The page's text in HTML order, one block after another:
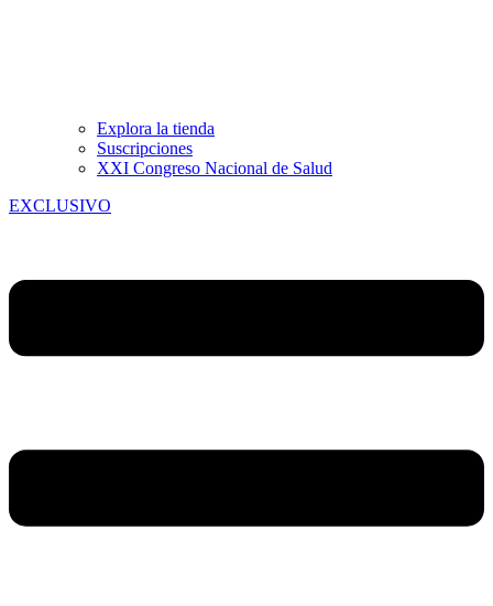
Explora la tienda
Suscripciones
XXI Congreso Nacional de Salud
EXCLUSIVO